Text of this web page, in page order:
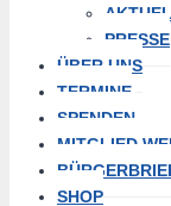
PRESSE
ÜBER UNS
TERMINE
SPENDEN
MITGLIED
SHOP